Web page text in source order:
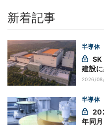
新着記事
半導体
建設
2026/
半導体
年同